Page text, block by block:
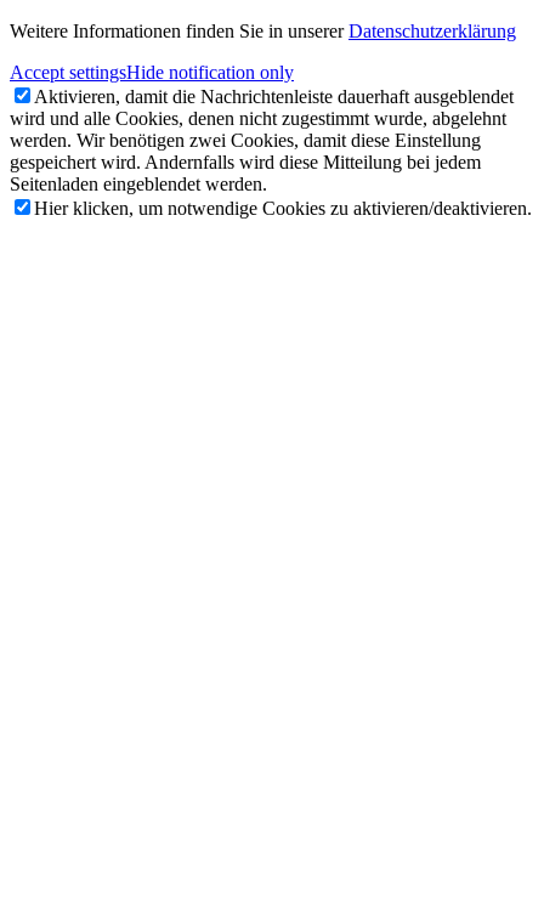
Weitere Informationen finden Sie in unsererDatenschutzerklärung
Accept settingsHide notification only
Aktivieren, damit die Nachrichtenleiste dauerhaft ausgeblendet
wird und alle Cookies, denen nicht zugestimmt wurde, abgelehnt
werden. Wir benötigen zwei Cookies, damit diese Einstellung
gespeichert wird. Andernfalls wird diese Mitteilung bei jedem
Seitenladen eingeblendet werden.
Hier klicken, um notwendige Cookies zu aktivieren/deaktivieren.